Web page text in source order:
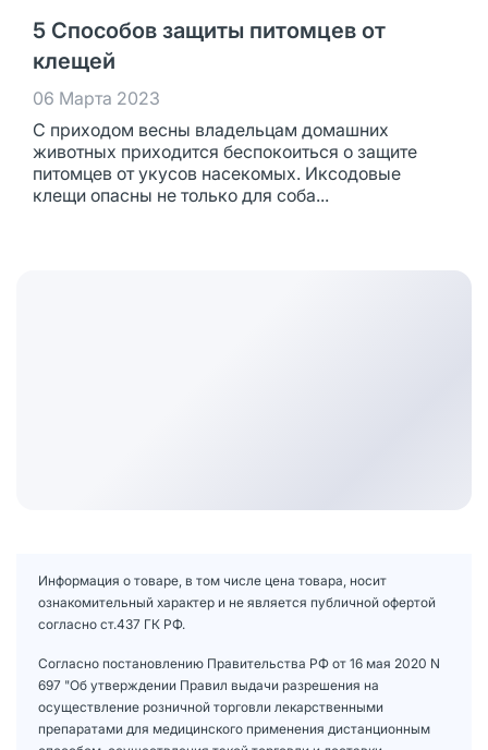
5 Способов защиты питомцев от
клещей
06 Марта 2023
С приходом весны владельцам домашних
животных приходится беспокоиться о защите
питомцев от укусов насекомых. Иксодовые
клещи опасны не только для соба...
Информация о товаре, в том числе цена товара, носит
ознакомительный характер и не является публичной офертой
согласно ст.437 ГК РФ.
Согласно постановлению Правительства РФ от 16 мая 2020 N
697 "Об утверждении Правил выдачи разрешения на
осуществление розничной торговли лекарственными
препаратами для медицинского применения дистанционным